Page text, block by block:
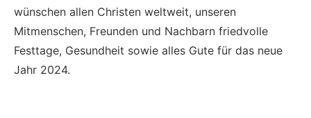
wünschen allen Christen weltweit, unseren
Mitmenschen, Freunden und Nachbarn friedvolle
Festtage, Gesundheit sowie alles Gute für das neue
Jahr 2024.